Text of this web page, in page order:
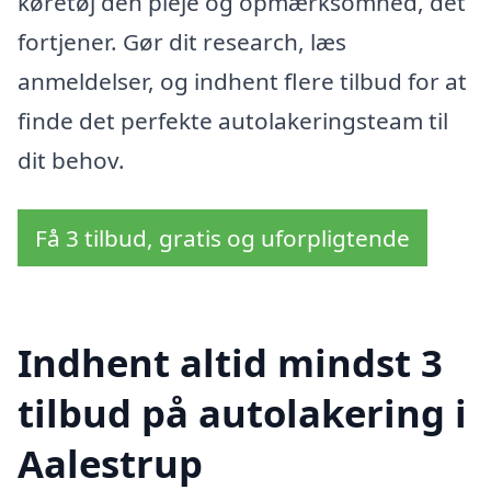
fortjener. Gør dit research, læs
anmeldelser, og indhent flere tilbud for at
finde det perfekte autolakeringsteam til
dit behov.
Få 3 tilbud, gratis og uforpligtende
Indhent altid mindst 3
tilbud på autolakering i
Aalestrup